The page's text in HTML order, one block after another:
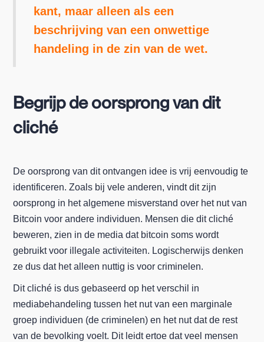
kant, maar alleen als een
beschrijving van een onwettige
handeling in de zin van de wet.
Begrijp de oorsprong van dit
cliché
De oorsprong van dit ontvangen idee is vrij eenvoudig te
identificeren. Zoals bij vele anderen, vindt dit zijn
oorsprong in het algemene misverstand over het nut van
Bitcoin voor andere individuen. Mensen die dit cliché
beweren, zien in de media dat bitcoin soms wordt
gebruikt voor illegale activiteiten. Logischerwijs denken
ze dus dat het alleen nuttig is voor criminelen.
Dit cliché is dus gebaseerd op het verschil in
mediabehandeling tussen het nut van een marginale
groep individuen (de criminelen) en het nut dat de rest
van de bevolking voelt. Dit leidt ertoe dat veel mensen